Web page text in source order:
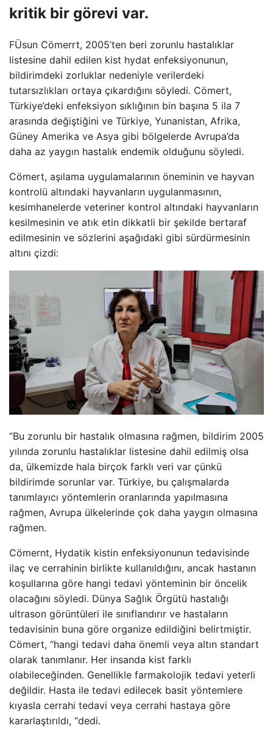
kritik bir görevi var.
FÜsun Cömerrt, 2005’ten beri zorunlu hastalıklar
listesine dahil edilen kist hydat enfeksiyonunun,
bildirimdeki zorluklar nedeniyle verilerdeki
tutarsızlıkları ortaya çıkardığını söyledi. Cömert,
Türkiye’deki enfeksiyon sıklığının bin başına 5 ila 7
arasında değiştiğini ve Türkiye, Yunanistan, Afrika,
Güney Amerika ve Asya gibi bölgelerde Avrupa’da
daha az yaygın hastalık endemik olduğunu söyledi.
Cömert, aşılama uygulamalarının öneminin ve hayvan
kontrolü altındaki hayvanların uygulanmasının,
kesimhanelerde veteriner kontrol altındaki hayvanların
kesilmesinin ve atık etin dikkatli bir şekilde bertaraf
edilmesinin ve sözlerini aşağıdaki gibi sürdürmesinin
altını çizdi:
“Bu zorunlu bir hastalık olmasına rağmen, bildirim 2005
yılında zorunlu hastalıklar listesine dahil edilmiş olsa
da, ülkemizde hala birçok farklı veri var çünkü
bildirimde sorunlar var. Türkiye, bu çalışmalarda
tanımlayıcı yöntemlerin oranlarında yapılmasına
rağmen, Avrupa ülkelerinde çok daha yaygın olmasına
rağmen.
Cömernt, Hydatik kistin enfeksiyonunun tedavisinde
ilaç ve cerrahinin birlikte kullanıldığını, ancak hastanın
koşullarına göre hangi tedavi yönteminin bir öncelik
olacağını söyledi. Dünya Sağlık Örgütü hastalığı
ultrason görüntüleri ile sınıflandırır ve hastaların
tedavisinin buna göre organize edildiğini belirtmiştir.
Cömert, “hangi tedavi daha önemli veya altın standart
olarak tanımlanır. Her insanda kist farklı
olabileceğinden. Genellikle farmakolojik tedavi yeterli
değildir. Hasta ile tedavi edilecek basit yöntemlere
kıyasla cerrahi tedavi veya cerrahi hastaya göre
kararlaştırıldı, “dedi.